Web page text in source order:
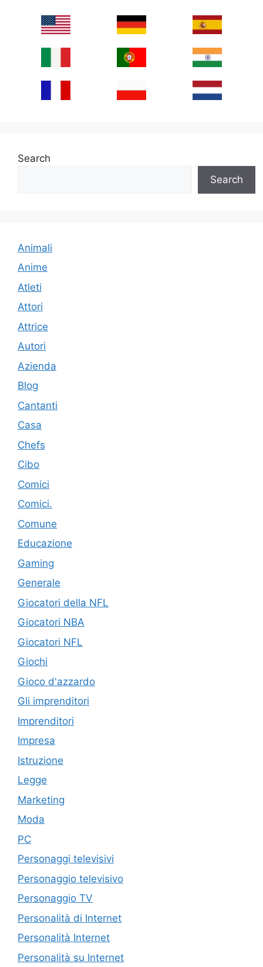
Search
Search
Animali
Anime
Atleti
Attori
Attrice
Autori
Azienda
Blog
Cantanti
Casa
Chefs
Cibo
Comici
Comici.
Comune
Educazione
Gaming
Generale
Giocatori della NFL
Giocatori NBA
Giocatori NFL
Giochi
Gioco d'azzardo
Gli imprenditori
Imprenditori
Impresa
Istruzione
Legge
Marketing
Moda
PC
Personaggi televisivi
Personaggio televisivo
Personaggio TV
Personalità di Internet
Personalità Internet
Personalità su Internet